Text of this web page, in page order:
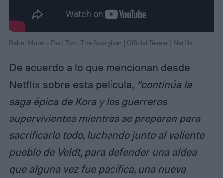
Rebel Moon - Part Two: The Scargiver | Official Teaser | Netflix
De acuerdo a lo que mencionan desde
Netflix sobre esta película, “continúa la
saga épica de Kora y los guerreros
supervivientes mientras se preparan para
sacrificarlo todo, luchando junto al valiente
pueblo de Veldt, para defender una aldea
que alguna vez fue pacífica, una nueva